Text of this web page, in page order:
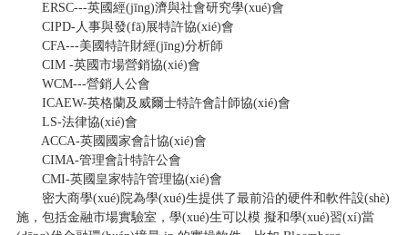
ERSC---英國經(jīng)濟與社會研究學(xué)會
CIPD-人事與發(fā)展特許協(xié)會
CFA---美國特許財經(jīng)分析師
CIM -英國市場營銷協(xié)會
WCM---營銷人公會
ICAEW-英格蘭及威爾士特許會計師協(xié)會
LS-法律協(xié)會
ACCA-英國國家會計協(xié)會
CIMA-管理會計特許公會
CMI-英國皇家特許管理協(xié)會
密大商學(xué)院為學(xué)生提供了最前沿的硬件和軟件設(shè)
施，包括金融市場實驗室，學(xué)生可以模 擬和學(xué)習(xí)當